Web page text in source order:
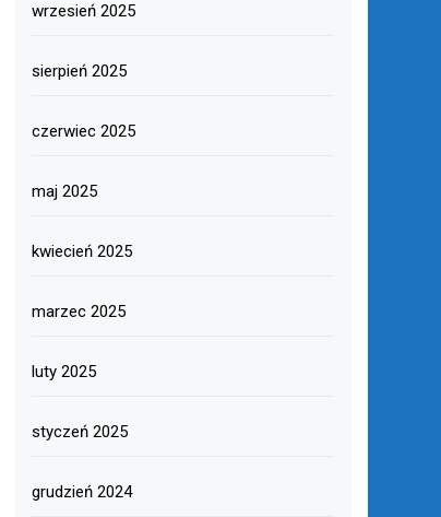
wrzesień 2025
sierpień 2025
czerwiec 2025
maj 2025
kwiecień 2025
marzec 2025
luty 2025
styczeń 2025
grudzień 2024